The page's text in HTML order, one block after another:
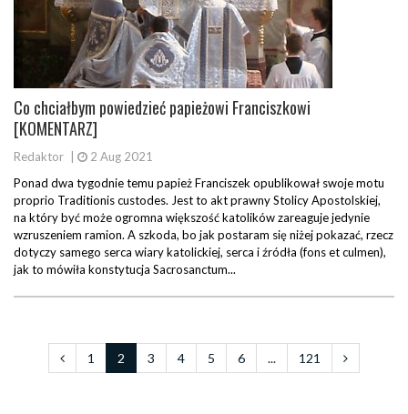
Co chciałbym powiedzieć papieżowi Franciszkowi
[KOMENTARZ]
Redaktor
2 Aug 2021
Ponad dwa tygodnie temu papież Franciszek opublikował swoje motu
proprio Traditionis custodes. Jest to akt prawny Stolicy Apostolskiej,
na który być może ogromna większość katolików zareaguje jedynie
wzruszeniem ramion. A szkoda, bo jak postaram się niżej pokazać, rzecz
dotyczy samego serca wiary katolickiej, serca i źródła (fons et culmen),
jak to mówiła konstytucja Sacrosanctum...
1 2 3 4 5 6 ... 121